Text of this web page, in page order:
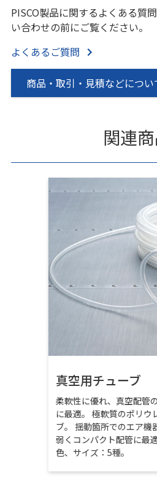
PISCO製品に関するよくある質
い合わせの前にご覧ください。
よくあるご質問
商品・取引・見積などについ
関連
真空用チューブ
柔軟性に優れ、真空配管
に最適。 極軟質のポリウ
ブ。 揺動箇所でのエア機
弱くコンパクト配管に最
色、サイズ：5種。